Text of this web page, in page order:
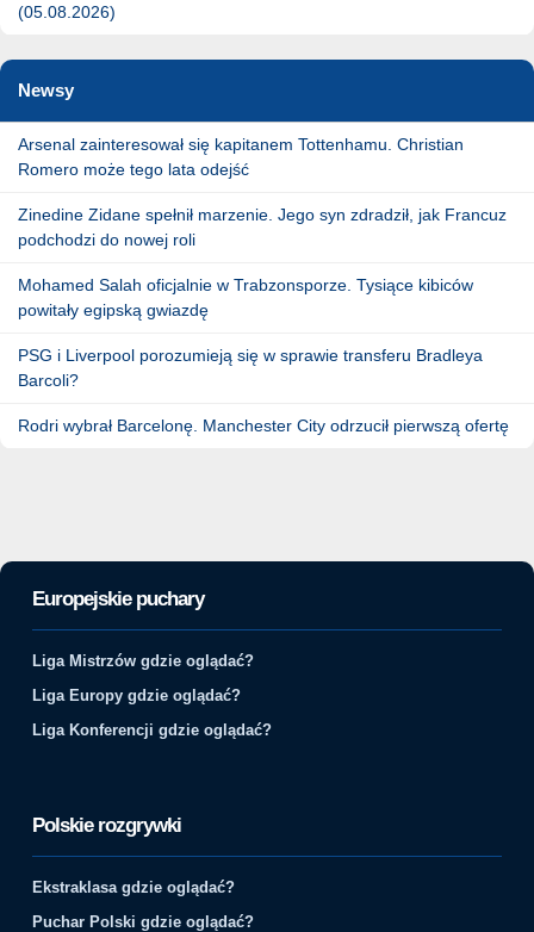
(05.08.2026)
Newsy
Arsenal zainteresował się kapitanem Tottenhamu. Christian
Romero może tego lata odejść
Zinedine Zidane spełnił marzenie. Jego syn zdradził, jak Francuz
podchodzi do nowej roli
Mohamed Salah oficjalnie w Trabzonsporze. Tysiące kibiców
powitały egipską gwiazdę
PSG i Liverpool porozumieją się w sprawie transferu Bradleya
Barcoli?
Rodri wybrał Barcelonę. Manchester City odrzucił pierwszą ofertę
Europejskie puchary
Liga Mistrzów gdzie oglądać?
Liga Europy gdzie oglądać?
Liga Konferencji gdzie oglądać?
Polskie rozgrywki
Ekstraklasa gdzie oglądać?
Puchar Polski gdzie oglądać?